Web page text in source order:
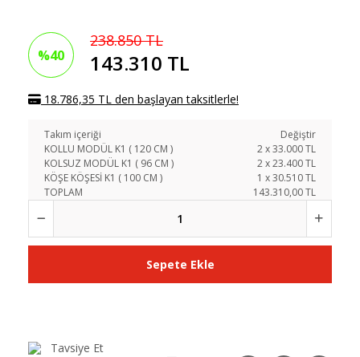
%40
238.850 TL
143.310 TL
18.786,35 TL den başlayan taksitlerle!
Takım içeriği
Değiştir
KOLLU MODÜL K1 ( 120 CM )
2x33.000TL
KOLSUZ MODÜL K1 ( 96 CM )
2x23.400TL
KÖŞE KÖŞESİ K1 ( 100 CM )
1 x30.510TL
TOPLAM
143.310,00 TL
Sepete Ekle
Tavsiye Et